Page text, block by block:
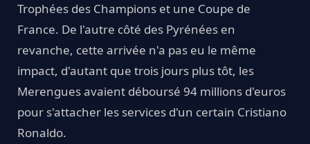
Trophées des Champions et une Coupe de
France. De l'autre côté des Pyrénées en
revanche, cette arrivée n'a pas eu le même
impact, d'autant que trois jours plus tôt, les
Merengues avaient déboursé 94 millions d'euros
pour s'attacher les services d'un certain Cristiano
Ronaldo.